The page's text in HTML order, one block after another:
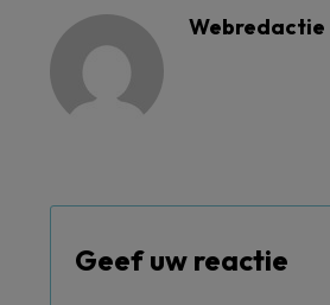
Webredactie
Geef uw reactie